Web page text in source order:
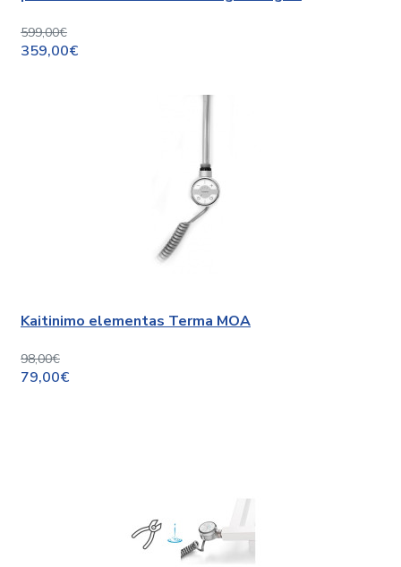
599,00€
359,00€
Kaitinimo elementas Terma MOA
98,00€
79,00€